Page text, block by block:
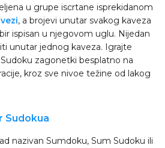
u grupe iscrtane isprekidanom
, a brojevi unutar svakog kaveza
ispisan u njegovom uglu. Nijedan
unutar jednog kaveza. Igrajte
zagonetki besplatno na
kroz sve nivoe težine od lakog
Sudokua
nazivan Sumdoku, Sum Sudoku ili